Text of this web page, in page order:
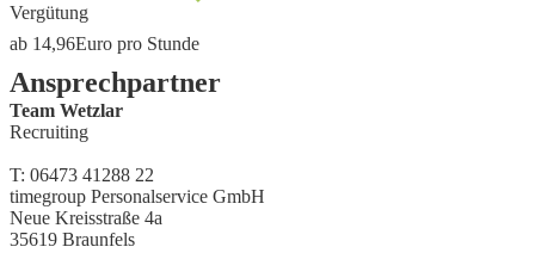
Vergütung
ab 14,96Euro pro Stunde
Ansprechpartner
Team Wetzlar
Recruiting
T: 06473 41288 22
timegroup Personalservice GmbH
Neue Kreisstraße 4a
35619 Braunfels